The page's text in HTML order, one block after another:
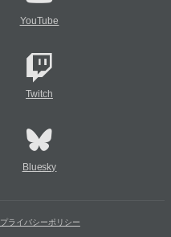
YouTube
Twitch
Bluesky
プライバシーポリシー